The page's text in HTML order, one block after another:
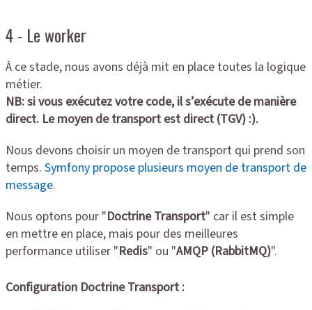
4 - Le worker
À ce stade, nous avons déjà mit en place toutes la logique
métier.
NB: si vous exécutez votre code, il s’exécute de manière
direct. Le moyen de transport est direct (TGV) :).
Nous devons choisir un moyen de transport qui prend son
temps. Symfony propose plusieurs moyen de transport de
message.
Nous optons pour "Doctrine Transport" car il est simple
en mettre en place, mais pour des meilleures
performance utiliser "Redis" ou "AMQP (RabbitMQ)".
Configuration Doctrine Transport :